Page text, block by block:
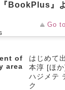
BookPlus』
Go
of
area
はじめて
本淳 [ほ
ハジメテ
ク